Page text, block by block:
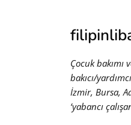
Çocuk
bakıcı/
İzmir, Bursa,
‘yabancı